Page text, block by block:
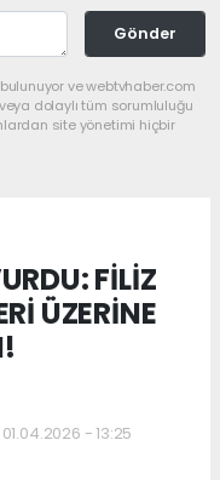
Gönder
ve webtvhaber.com
dolaylı tüm sorumluluğu
site yönetimi hiçbir
FİLİZ
ÜZERİNE
- 13:25